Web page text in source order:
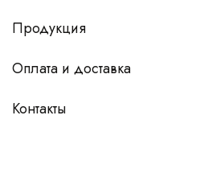
Продукция
Оплата и доставка
Контакты